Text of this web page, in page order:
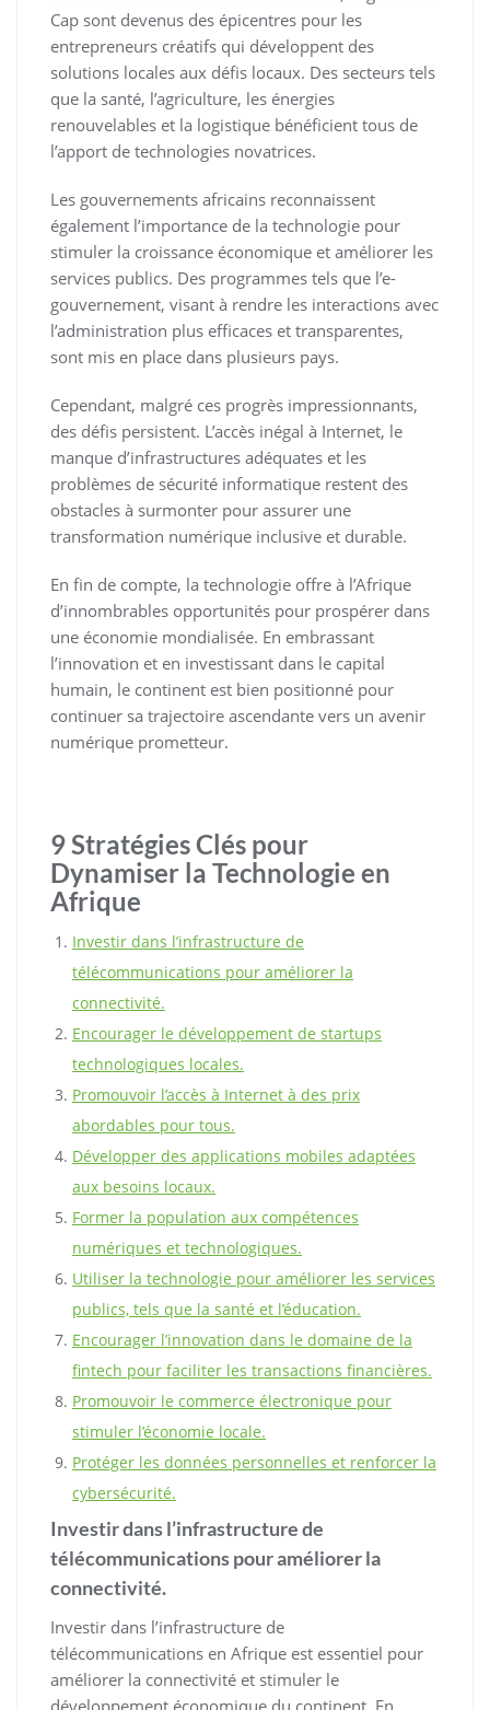
Cap sont devenus des épicentres pour les
entrepreneurs créatifs qui développent des
solutions locales aux défis locaux. Des secteurs tels
que la santé, l’agriculture, les énergies
renouvelables et la logistique bénéficient tous de
l’apport de technologies novatrices.
Les gouvernements africains reconnaissent
également l’importance de la technologie pour
stimuler la croissance économique et améliorer les
services publics. Des programmes tels que l’e-
gouvernement, visant à rendre les interactions avec
l’administration plus efficaces et transparentes,
sont mis en place dans plusieurs pays.
Cependant, malgré ces progrès impressionnants,
des défis persistent. L’accès inégal à Internet, le
manque d’infrastructures adéquates et les
problèmes de sécurité informatique restent des
obstacles à surmonter pour assurer une
transformation numérique inclusive et durable.
En fin de compte, la technologie offre à l’Afrique
d’innombrables opportunités pour prospérer dans
une économie mondialisée. En embrassant
l’innovation et en investissant dans le capital
humain, le continent est bien positionné pour
continuer sa trajectoire ascendante vers un avenir
numérique prometteur.
9 Stratégies Clés pour
Dynamiser la Technologie en
Afrique
Investir dans l’infrastructure de
télécommunications pour améliorer la
connectivité.
Encourager le développement de startups
technologiques locales.
Promouvoir l’accès à Internet à des prix
abordables pour tous.
Développer des applications mobiles adaptées
aux besoins locaux.
Former la population aux compétences
numériques et technologiques.
Utiliser la technologie pour améliorer les services
publics, tels que la santé et l’éducation.
Encourager l’innovation dans le domaine de la
fintech pour faciliter les transactions financières.
Promouvoir le commerce électronique pour
stimuler l’économie locale.
Protéger les données personnelles et renforcer la
cybersécurité.
Investir dans l’infrastructure de
télécommunications pour améliorer la
connectivité.
Investir dans l’infrastructure de
télécommunications en Afrique est essentiel pour
améliorer la connectivité et stimuler le
développement économique du continent. En